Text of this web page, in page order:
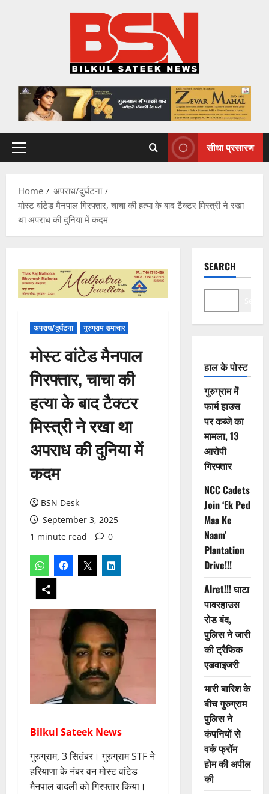
Primary
सीधा प्रसारण
Home
अपराध/दुर्घटना
मोस्ट वांटेड मैनपाल गिरफ्तार, चाचा की हत्या के बाद टैक्टर मिस्त्री ने रखा
था अपराध की दुनिया में कदम
अपराध/दुर्घटना गुरुग्राम समाचार
मोस्ट वांटेड मैनपाल
गिरफ्तार, चाचा की
हत्या के बाद टैक्टर
मिस्त्री ने रखा था
अपराध की दुनिया में
कदम
BSN Desk
September 3, 2025
1 minute read
0
Bilkul Sateek News
गुरुग्राम, 3 सितंबर। गुरुग्राम STF ने
हरियाणा के नंबर वन मोस्ट वांटेड
मैनपाल बादली को गिरफ्तार किया।
SEARCH
हाल के पोस्ट
गुरुग्राम में
फार्म हाउस
पर कब्जे का
मामला, 13
आरोपी
गिरफ्तार
NCC Cadets
Join ‘Ek Ped
Maa Ke
Naam’
Plantation
Drive!!!
Alret!!! घाटा
पावरहाउस
रोड बंद,
पुलिस ने जारी
की ट्रैफिक
एडवाइजरी
भारी बारिश के
बीच गुरुग्राम
पुलिस ने
कंपनियों से
वर्क फ्रॉम
होम की अपील
की